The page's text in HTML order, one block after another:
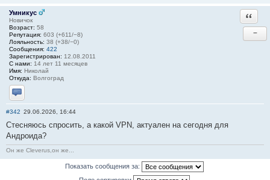
Умникус
Новичок
Возраст: 58
Репутация: 603 (+611/−8)
Лояльность: 38 (+38/−0)
Сообщения: 422
Зарегистрирован: 12.08.2011
С нами: 14 лет 11 месяцев
Имя: Николай
Откуда: Волгоград
Отправить личное сообщение
−
#342 29.06.2026, 16:44
Стесняюсь спросить, а какой VPN, актуален на сегодня для
Андроида?
Он же Cleverus,он же...
Показать сообщения за: